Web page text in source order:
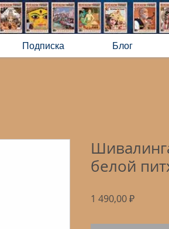
Подписка Блог
белой
1 490,00 ₽Цена